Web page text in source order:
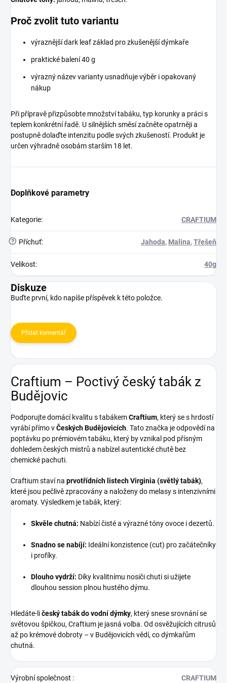
Proč zvolit tuto variantu
výraznější dark leaf základ pro zkušenější dýmkaře
praktické balení 40 g
výrazný název varianty usnadňuje výběr i opakovaný
nákup
Při přípravě přizpůsobte množství tabáku, typ korunky a práci s
teplem konkrétní řadě. U silnějších směsí začněte opatrněji a
postupně dolaďte intenzitu podle svých zkušeností. Produkt je
určen výhradně osobám starším 18 let.
Doplňkové parametry
Kategorie: CRAFTIUM
? Příchuť: Jahoda, Malina,Třešeň
Velikost: 40g
Diskuze
Buďte první, kdo napíše příspěvek k této položce.
Přidat komentář
Craftium – Poctivý český tabák z
Budějovic
Podporujte domácí kvalitu s tabákemCraftium, který se s hrdostí
vyrábí přímo vČeských Budějovicích. Tato značka je odpovědí na
poptávku po prémiovém tabáku, který by vznikal pod přísným
dohledem českých mistrů a nabízel autentické chutě bez
chemické pachuti.
Craftium staví na prvotřídních listech Virginia (světlý tabák),
které jsou pečlivě zpracovány a naloženy do melasy s intenzivními
aromaty. Výsledkem je tabák, který:
Skvěle chutná: Nabízí čisté a výrazné tóny ovoce i dezertů.
Snadno se nabíjí: Ideální konzistence (cut) pro začátečníky
i profíky.
Dlouho vydrží: Díky kvalitnímu nosiči chuti si užijete
dlouhou session plnou hustého dýmu.
Hledáte-ličeský tabák do vodní dýmky, který snese srovnání se
světovou špičkou, Craftium je jasná volba. Od osvěžujících citrusů
až po krémové dobroty – v Budějovicích vědí, co dýmkařům
chutná.
Výrobní společnost : CRAFTIUM